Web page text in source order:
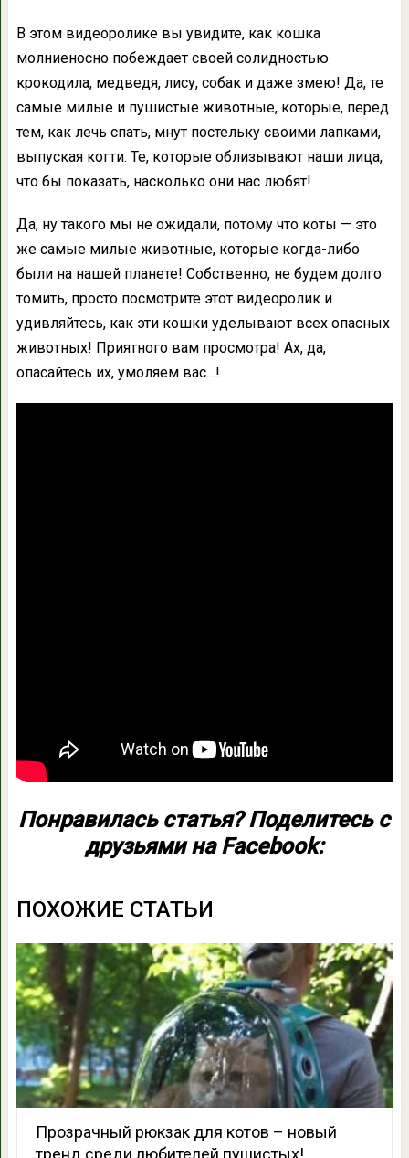
В этом видеоролике вы увидите, как кошка
молниеносно побеждает своей солидностью
крокодила, медведя, лису, собак и даже змею! Да, те
самые милые и пушистые животные, которые, перед
тем, как лечь спать, мнут постельку своими лапками,
выпуская когти. Те, которые облизывают наши лица,
что бы показать, насколько они нас любят!
Да, ну такого мы не ожидали, потому что коты — это
же самые милые животные, которые когда-либо
были на нашей планете! Собственно, не будем долго
томить, просто посмотрите этот видеоролик и
удивляйтесь, как эти кошки уделывают всех опасных
животных! Приятного вам просмотра! Ах, да,
опасайтесь их, умоляем вас…!
Понравилась статья? Поделитесь с
друзьями на Facebook:
ПОХОЖИЕ СТАТЬИ
Прозрачный рюкзак для котов – новый
тренд среди любителей пушистых!